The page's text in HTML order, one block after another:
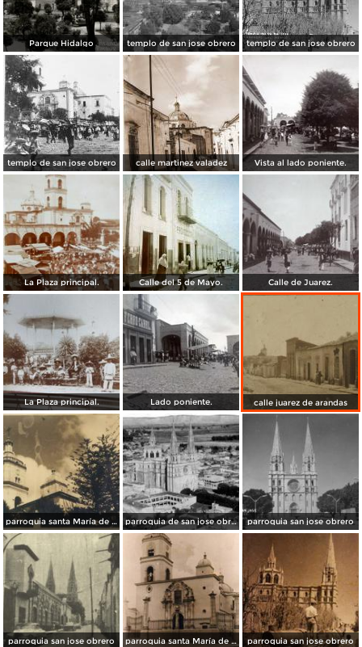
Parque Hidalgo templo de san jose obrero templo de san jose obrero
templo de san jose obrero calle martinez valadez Vista al lado poniente.
La Plaza principal. Calle del 5 de Mayo. Calle de Juarez.
La Plaza principal. Lado poniente. calle juarez de arandas
parroquia santa María de Guadalupe parroquia de san jose obrero parroquia san jose obrero
parroquia san jose obrero parroquia santa María de Guadalupe parroquia san jose obrero